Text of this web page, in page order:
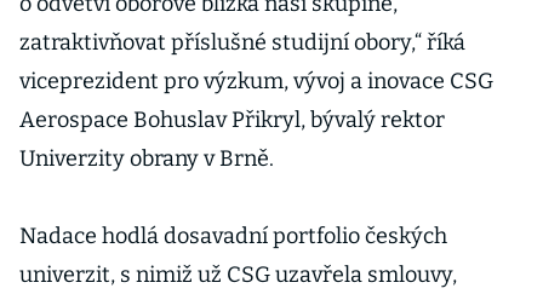
zatraktivňovat příslušné studijní obory,“ říká
viceprezident pro výzkum, vývoj a inovace CSG
Aerospace Bohuslav Přikryl, bývalý rektor
Univerzity obrany v Brně.
Nadace hodlá dosavadní portfolio českých
univerzit, s nimiž už CSG uzavřela smlouvy,